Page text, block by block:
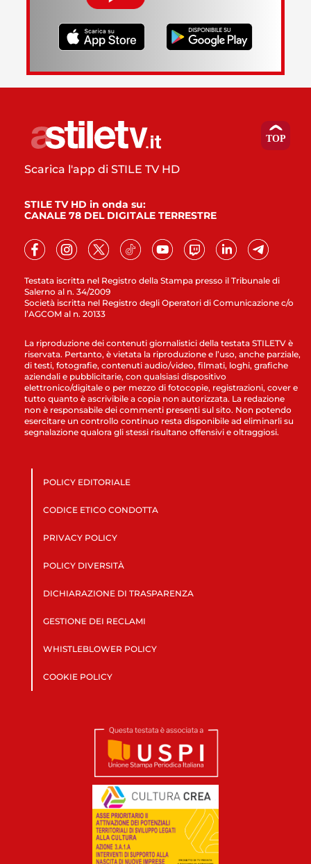
Testata iscritta nel Registro della Stampa presso il Tribunale di
Salerno al n. 34/2009
Società iscritta nel Registro degli Operatori di Comunicazione c/o
l’AGCOM al n. 20133
Scarica l'app di STILE TV HD
STILE TV HD in onda su:
CANALE 78 DEL DIGITALE TERRESTRE
La riproduzione dei contenuti giornalistici della testata STILETV è
riservata. Pertanto, è vietata la riproduzione e l’uso, anche parziale,
di testi, fotografie, contenuti audio/video, filmati, loghi, grafiche
aziendali e pubblicitarie, con qualsiasi dispositivo
elettronico/digitale o per mezzo di fotocopie, registrazioni, cover e
tutto quanto è ascrivibile a copia non autorizzata. La redazione
non è responsabile dei commenti presenti sul sito. Non potendo
esercitare un controllo continuo resta disponibile ad eliminarli su
segnalazione qualora gli stessi risultano offensivi e oltraggiosi.
POLICY EDITORIALE
CODICE ETICO CONDOTTA
PRIVACY POLICY
POLICY DIVERSITÀ
DICHIARAZIONE DI TRASPARENZA
GESTIONE DEI RECLAMI
WHISTLEBLOWER POLICY
COOKIE POLICY